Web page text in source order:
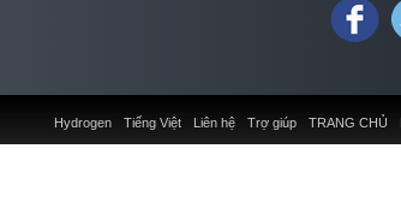
Liên hệ Trợ giúp TRANG CHỦ
Hydrogen Tiếng Việt